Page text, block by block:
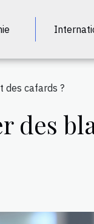
des cafards ?
des